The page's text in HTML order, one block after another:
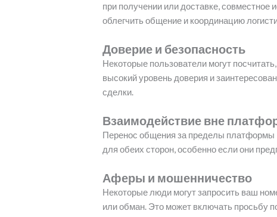
при получении или доставке,
облегчить общение и координацию
Доверие и безопасность
Некоторые пользователи могут
высокий уровень доверия и
сделки.
Взаимодействие вне
Перенос общения за пределы
для обеих сторон, особенно если они
Аферы и мошенничество
Некоторые люди могут запросить ваш
или обман. Это может включать просьбу